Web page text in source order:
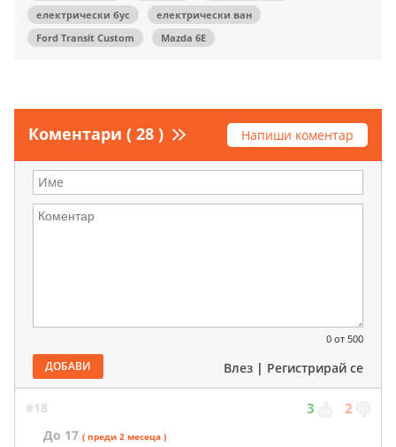
електрически бус
електрически ван
Ford Transit Custom
Mazda 6E
Коментари ( 28 ) Напиши коментар
0 от 500
ДОБАВИ Влез | Регистрирай се
#18 3 2
До 17 ( преди 2 месеца )